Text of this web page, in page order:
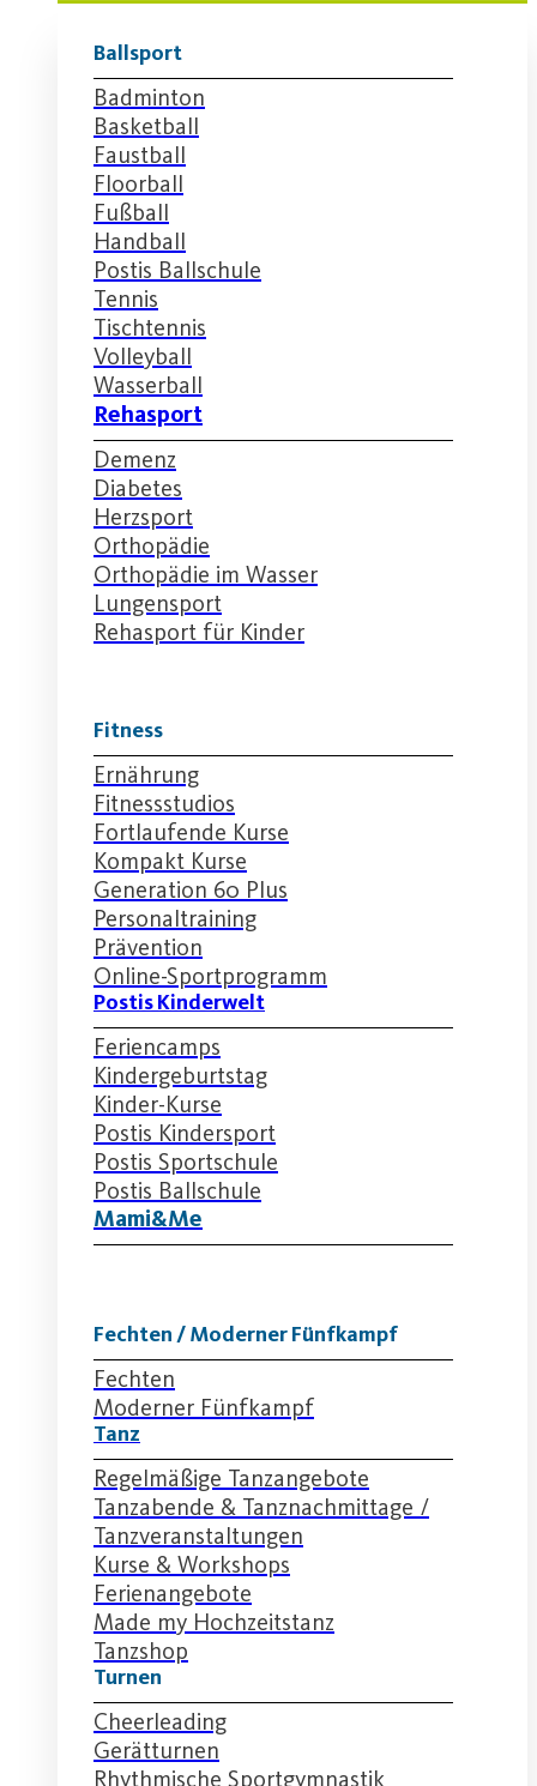
Ballsport
Badminton
Basketball
Faustball
Floorball
Fußball
Handball
Postis Ballschule
Tennis
Tischtennis
Volleyball
Wasserball
Rehasport
Demenz
Diabetes
Herzsport
Orthopädie
Orthopädie im Wasser
Lungensport
Rehasport für Kinder
Fitness
Ernährung
Fitnessstudios
Fortlaufende Kurse
Kompakt Kurse
Generation 60 Plus
Personaltraining
Prävention
Online-Sportprogramm
Postis Kinderwelt
Feriencamps
Kindergeburtstag
Kinder-Kurse
Postis Kindersport
Postis Sportschule
Postis Ballschule
Mami&Me
Fechten / Moderner Fünfkampf
Fechten
Moderner Fünfkampf
Tanz
Regelmäßige Tanzangebote
Tanzabende & Tanznachmittage /
Tanzveranstaltungen
Kurse & Workshops
Ferienangebote
Made my Hochzeitstanz
Tanzshop
Turnen
Cheerleading
Gerätturnen
Rhythmische Sportgymnastik